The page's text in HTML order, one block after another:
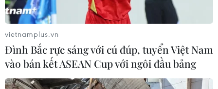
vietnamplus.vn
Đình Bắc rực sáng với cú đúp, tuyển Việt Nam
vào bán kết ASEAN Cup với ngôi đầu bảng